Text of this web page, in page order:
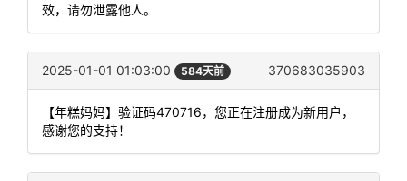
效，请勿泄露他人。
2025-01-01 01:03:00 584天前 370683035903
【年糕妈妈】验证码470716，您正在注册成为新用户，
感谢您的支持！